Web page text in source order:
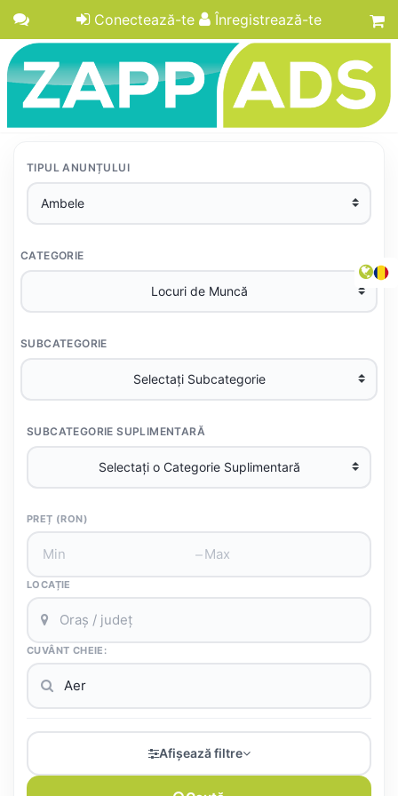
Conectează-te Înregistrează-te
TIPUL ANUNȚULUI
CATEGORIE
SUBCATEGORIE
SUBCATEGORIE SUPLIMENTARĂ
PREȚ (RON)
–
LOCAȚIE
CUVÂNT CHEIE:
Afișează filtre